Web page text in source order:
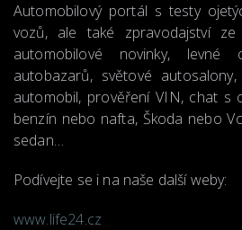
Automobilový portál s testy
vozů, ale také zpravodajství ze
automobilové novinky, levné
autobazarů, světové
automobil, prověření VIN, chat s
benzín nebo nafta, Škoda nebo
sedan…
Podívejte se i na naše další weby:
www.life24.cz